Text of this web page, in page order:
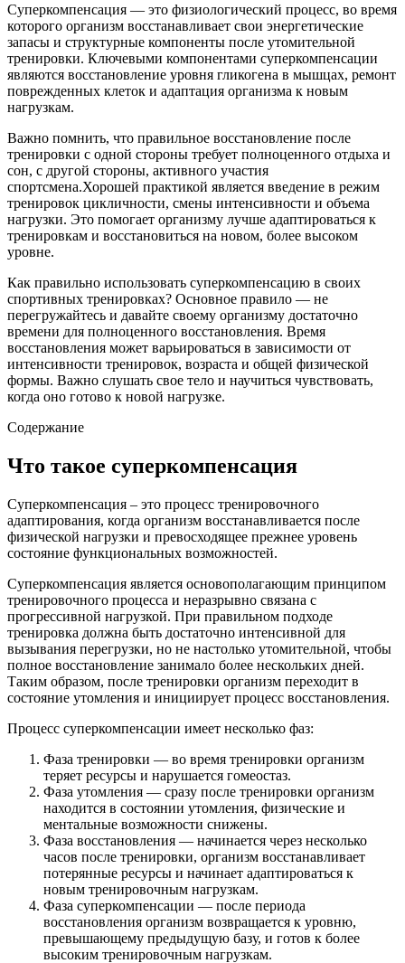
Суперкомпенсация — это физиологический процесс, во время
которого организм восстанавливает свои энергетические
запасы и структурные компоненты после утомительной
тренировки. Ключевыми компонентами суперкомпенсации
являются восстановление уровня гликогена в мышцах, ремонт
поврежденных клеток и адаптация организма к новым
нагрузкам.
Важно помнить, что правильное восстановление после
тренировки с одной стороны требует полноценного отдыха и
сон, с другой стороны, активного участия
спортсмена.Хорошей практикой является введение в режим
тренировок цикличности, смены интенсивности и объема
нагрузки. Это помогает организму лучше адаптироваться к
тренировкам и восстановиться на новом, более высоком
уровне.
Как правильно использовать суперкомпенсацию в своих
спортивных тренировках? Основное правило — не
перегружайтесь и давайте своему организму достаточно
времени для полноценного восстановления. Время
восстановления может варьироваться в зависимости от
интенсивности тренировок, возраста и общей физической
формы. Важно слушать свое тело и научиться чувствовать,
когда оно готово к новой нагрузке.
Содержание
Что такое суперкомпенсация
Суперкомпенсация – это процесс тренировочного
адаптирования, когда организм восстанавливается после
физической нагрузки и превосходящее прежнее уровень
состояние функциональных возможностей.
Суперкомпенсация является основополагающим принципом
тренировочного процесса и неразрывно связана с
прогрессивной нагрузкой. При правильном подходе
тренировка должна быть достаточно интенсивной для
вызывания перегрузки, но не настолько утомительной, чтобы
полное восстановление занимало более нескольких дней.
Таким образом, после тренировки организм переходит в
состояние утомления и инициирует процесс восстановления.
Процесс суперкомпенсации имеет несколько фаз:
Фаза тренировки — во время тренировки организм
теряет ресурсы и нарушается гомеостаз.
Фаза утомления — сразу после тренировки организм
находится в состоянии утомления, физические и
ментальные возможности снижены.
Фаза восстановления — начинается через несколько
часов после тренировки, организм восстанавливает
потерянные ресурсы и начинает адаптироваться к
новым тренировочным нагрузкам.
Фаза суперкомпенсации — после периода
восстановления организм возвращается к уровню,
превышающему предыдущую базу, и готов к более
высоким тренировочным нагрузкам.